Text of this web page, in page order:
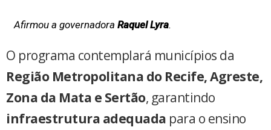
Afirmou a governadora Raquel Lyra.
O programa contemplará municípios da
Região Metropolitana do Recife, Agreste,
Zona da Mata e Sertão, garantindo
infraestrutura adequada para o ensino